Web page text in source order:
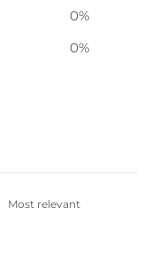
0%
0%